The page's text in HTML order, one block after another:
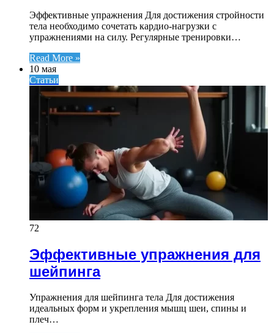
Эффективные упражнения Для достижения стройности
тела необходимо сочетать кардио-нагрузки с
упражнениями на силу. Регулярные тренировки…
Read More »
10 мая
Статьи
72
Эффективные упражнения для
шейпинга
Упражнения для шейпинга тела Для достижения
идеальных форм и укрепления мышц шеи, спины и
плеч…